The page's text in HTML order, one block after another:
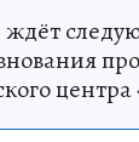
ждёт